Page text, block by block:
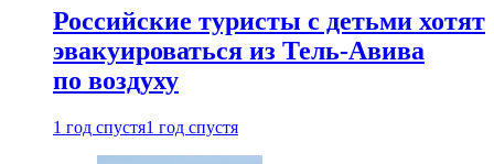
Российские туристы с детьми хотят
эвакуироваться из Тель-Авива
по воздуху
1 год спустя1 год спустя